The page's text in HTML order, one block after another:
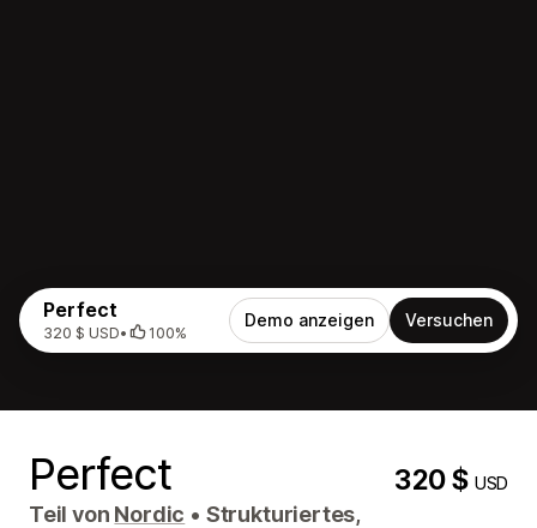
Perfect
320 $ USD• 100%
Demo anzeigen Versuchen
Perfect 320 $USD
Teil von Nordic • Strukturiertes,